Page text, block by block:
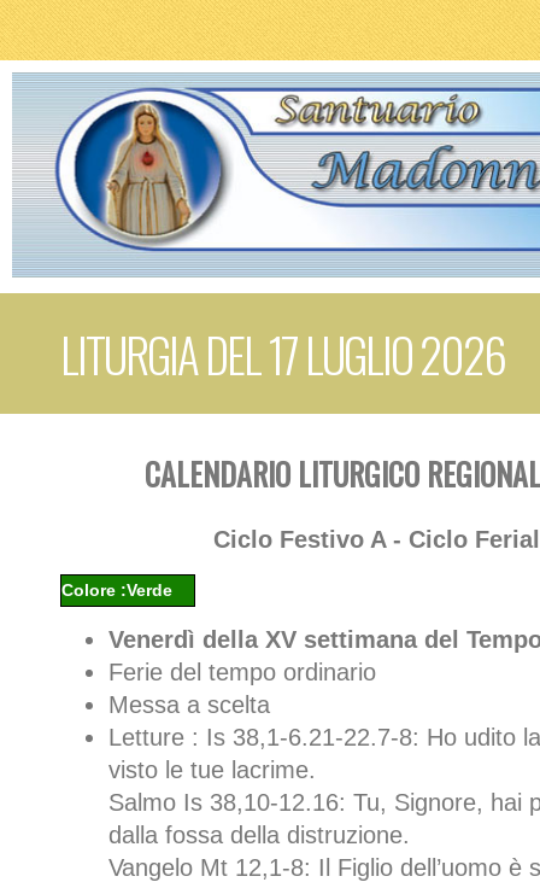
LITURGIA DEL 17 LUGLIO 2026
CALENDARIO LITURGICO
Ciclo Festivo A - Ciclo
Colore :Verde
Venerdì della XV settimana del
Ferie del tempo ordinario
Messa a scelta
Letture : Is 38,1-6.21-22.7-8: Ho udito
visto le tue lacrime.
Salmo Is 38,10-12.16: Tu, Signore, hai
dalla fossa della distruzione.
Vangelo Mt 12,1-8: Il Figlio dell’uomo è